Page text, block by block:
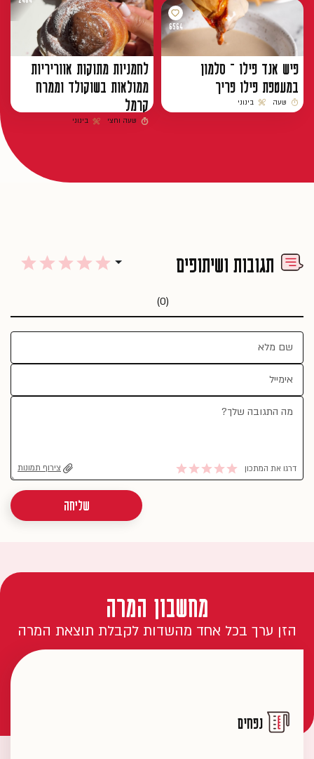
6564
פיש אנד פילו – סלמון
במעטפת פילו פריך
זמן הכנה
שעה
רמת קושי
בינוני
לחמניות מתוקות אווריריות
ממולאות בשוקולד וממרח
קרמל
זמן הכנה
שעה וחצי
רמת קושי
בינוני
תגובות ושיתופים
(0)
דרגו את המתכון צירוף תמונות
שליחה
מחשבון המרה
הזן ערך בכל אחד מהשדות לקבלת תוצאת המרה
נפחים